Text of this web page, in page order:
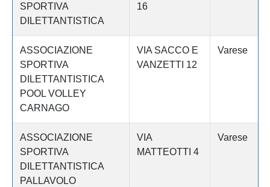
SPORTIVA
DILETTANTISTICA
16
ASSOCIAZIONE
SPORTIVA
DILETTANTISTICA
POOL VOLLEY
CARNAGO
VIA SACCO E
VANZETTI 12
Varese
ASSOCIAZIONE
SPORTIVA
DILETTANTISTICA
PALLAVOLO
VIA
MATTEOTTI 4
Varese